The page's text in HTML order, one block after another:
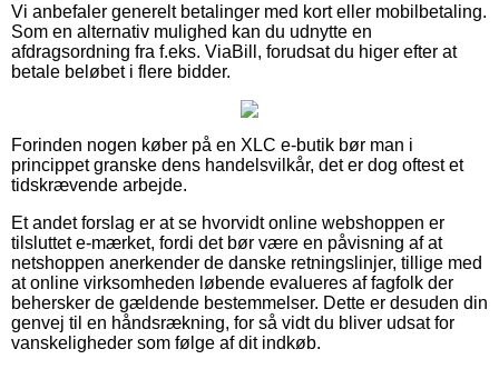
Vi anbefaler generelt betalinger med kort eller mobilbetaling.
Som en alternativ mulighed kan du udnytte en
afdragsordning fra f.eks. ViaBill, forudsat du higer efter at
betale beløbet i flere bidder.
Forinden nogen køber på en XLC e-butik bør man i
princippet granske dens handelsvilkår, det er dog oftest et
tidskrævende arbejde.
Et andet forslag er at se hvorvidt online webshoppen er
tilsluttet e-mærket, fordi det bør være en påvisning af at
netshoppen anerkender de danske retningslinjer, tillige med
at online virksomheden løbende evalueres af fagfolk der
behersker de gældende bestemmelser. Dette er desuden din
genvej til en håndsrækning, for så vidt du bliver udsat for
vanskeligheder som følge af dit indkøb.